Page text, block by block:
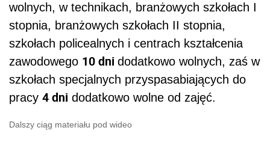
wolnych, w technikach, branżowych szkołach I
stopnia, branżowych szkołach II stopnia,
szkołach policealnych i centrach kształcenia
zawodowego 10 dni dodatkowo wolnych, zaś w
szkołach specjalnych przyspasabiających do
pracy 4 dni dodatkowo wolne od zajęć.
Dalszy ciąg materiału pod wideo